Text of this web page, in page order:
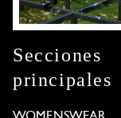
Secciones
principales